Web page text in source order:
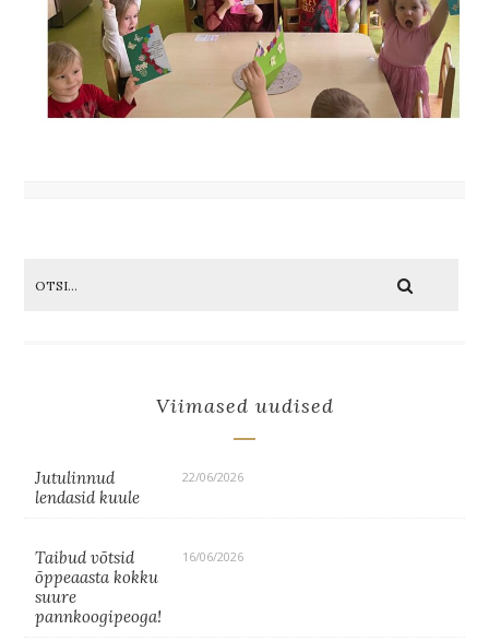
Viimased uudised
Jutulinnud
lendasid kuule
22/06/2026
Taibud võtsid
õppeaasta kokku
suure
pannkoogipeoga!
16/06/2026